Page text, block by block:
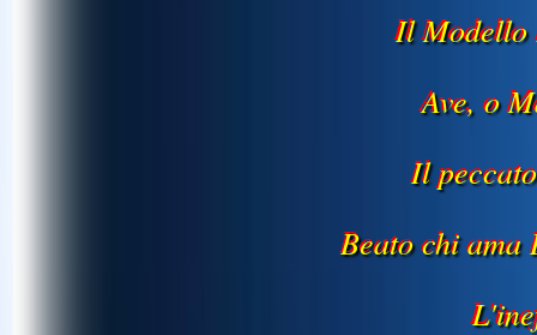
Il
Ave, o
Il
Beato chi